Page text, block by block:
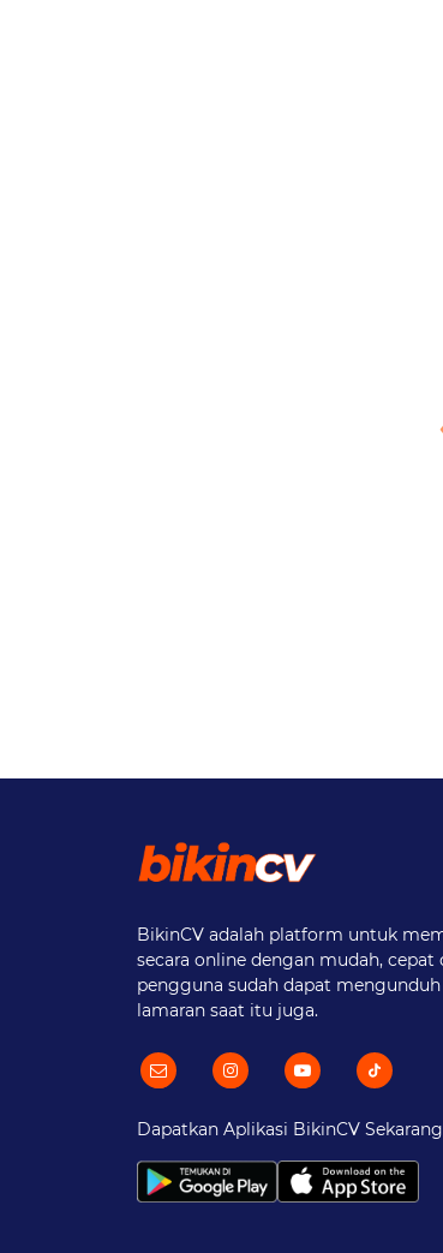
BikinCV adalah platform untuk
secara online dengan mudah, cepat
pengguna sudah dapat
lamaran saat itu juga.
Dapatkan Aplikasi BikinCV Sekarang